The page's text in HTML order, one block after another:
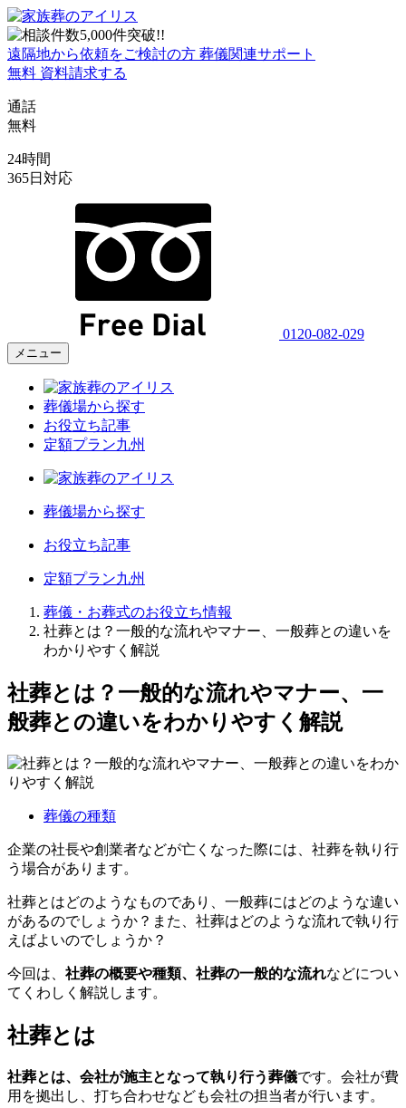
遠隔地から依頼をご検討の方 葬儀関連サポート
無料 資料請求する
通話
無料
24時間
365日対応
0120-082-029
メニュー
葬儀場から探す
お役立ち記事
定額プラン九州
葬儀場から探す
お役立ち記事
定額プラン九州
葬儀・お葬式のお役立ち情報
社葬とは？一般的な流れやマナー、一般葬との違いを
わかりやすく解説
社葬とは？一般的な流れやマナー、一
般葬との違いをわかりやすく解説
葬儀の種類
企業の社長や創業者などが亡くなった際には、社葬を執り行
う場合があります。
社葬とはどのようなものであり、一般葬にはどのような違い
があるのでしょうか？また、社葬はどのような流れで執り行
えばよいのでしょうか？
今回は、 社葬の概要や種類、社葬の一般的な流れなどについ
てくわしく解説します。
社葬とは
社葬とは、会社が施主となって執り行う葬儀です。会社が費
用を拠出し、打ち合わせなども会社の担当者が行います。